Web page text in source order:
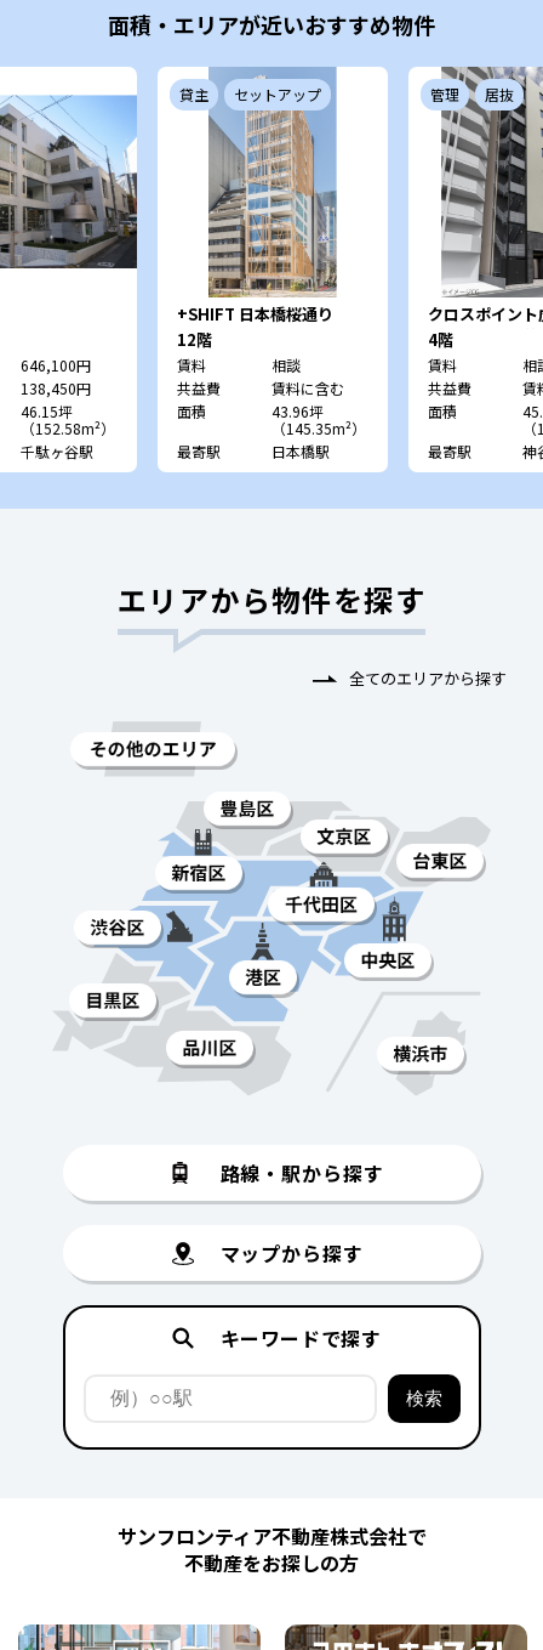
面積・エリアが近いおすすめ物件
646,100円
138,450円
46.15坪
（152.58m²）
千駄ヶ谷駅
貸主 セットアップ
+SHIFT 日本橋桜通り
12階
賃料
相談
共益費
賃料に含む
面積
43.96坪
（145.35m²）
最寄駅
日本橋駅
管理 居抜
クロスポイン
（旧：虎ノ門
4階
賃料
相
共益費
賃
面積
最寄駅
神
エリアから物件を探す
全てのエリアから探す
路線・駅から探す
マップから探す
キーワードで探す
サンフロンティア不動産株式会社で
不動産をお探しの方